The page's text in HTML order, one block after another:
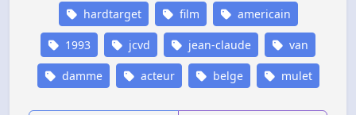
hardtarget film americain
1993 jcvd jean-claude van
damme acteur belge mulet